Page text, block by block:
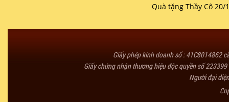
Quà tặng Thầy Cô 20/
Giấy phép kinh doanh số : 41C8014862
Giấy chứng nhận thương hiệu độc quyền số
Người đại